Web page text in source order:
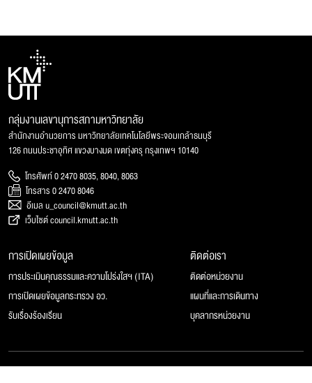
กลุ่มงานเลขานุการสภามหาวิทยาลัย
สำนักงานอำนวยการ มหาวิทยาลัยเทคโนโลยีพระจอมเกล้าธนบุรี
126 ถนนประชาอุทิศ แขวงบางมด เขตทุ่งครุ กรุงเทพฯ 10140
โทรศัพท์ 0 2470 8035, 8040, 8063
โทรสาร 0 2470 8046
อีเมล u_council@kmutt.ac.th
เว็บไซต์ council.kmutt.ac.th
การเปิดเผยข้อมูล
การประเมินคุณธรรมและความโปร่งใสฯ (ITA)
การเปิดเผยข้อมูลกระทรวง อว.
รับเรื่องร้องเรียน
ติดต่อเรา
ติดต่อหน่วยงาน
แผนที่และการเดินทาง
บุคลากรหน่วยงาน